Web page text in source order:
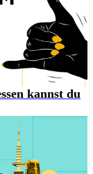
kannst du